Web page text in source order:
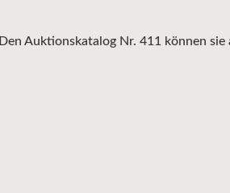
Den Auktionskatalog Nr. 411 können